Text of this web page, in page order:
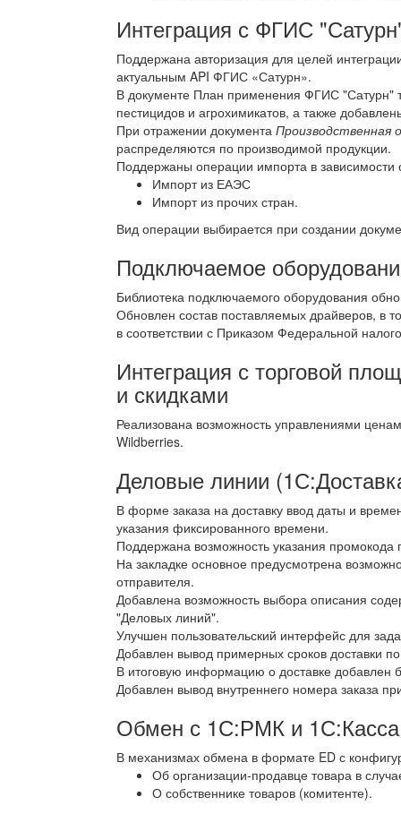
Интеграция с ФГИС
Поддержана авторизация для целей
актуальным API ФГИС «Сатурн».
В документе План применения ФГИС "Сатурн"
пестицидов и агрохимикатов, а также
При отражении документа Производственная
распределяются по производимой продукции.
Поддержаны операции импорта в зависимости
Импорт из ЕАЭС
Импорт из прочих стран.
Вид операции выбирается при создании
Подключаемое
Библиотека подключаемого оборудования
Обновлен состав поставляемых драйверов, в
в соответствии с Приказом Федеральной
Интеграция с торговой
и скидками
Реализована возможность управлениями
Wildberries.
Деловые линии
В форме заказа на доставку ввод даты и
указания фиксированного времени.
Поддержана возможность указания
На закладке основное предусмотрена
отправителя.
Добавлена возможность выбора описания
"Деловых линий".
Улучшен пользовательский интерфейс для
Добавлен вывод примерных сроков доставки
В итоговую информацию о доставке добавлен
Добавлен вывод внутреннего номера заказа
Обмен с 1С:РМК и 1С:Касса
В механизмах обмена в формате ED с
Об организации-продавце товара в
О собственнике товаров (комитенте).